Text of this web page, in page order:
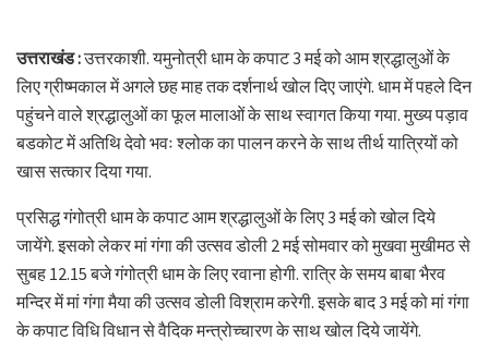
उत्तराखंड :उत्तरकाशी. यमुनोत्री धाम के कपाट 3 मई को आम श्रद्धालुओं के
लिए ग्रीष्मकाल में अगले छह माह तक दर्शनार्थ खोल दिए जाएंगे. धाम में पहले दिन
पहुंचने वाले श्रद्धालुओं का फूल मालाओं के साथ स्वागत किया गया. मुख्य पड़ाव
बडकोट में अतिथि देवो भवः श्लोक का पालन करने के साथ तीर्थ यात्रियों को
खास सत्कार दिया गया.
प्रसिद्ध गंगोत्री धाम के कपाट आम श्रद्धालुओं के लिए 3 मई को खोल दिये
जायेंगे. इसको लेकर मां गंगा की उत्सव डोली 2 मई सोमवार को मुखवा मुखीमठ से
सुबह 12.15 बजे गंगोत्री धाम के लिए रवाना होगी. रात्रि के समय बाबा भैरव
मन्दिर में मां गंगा मैया की उत्सव डोली विश्राम करेगी. इसके बाद 3 मई को मां गंगा
के कपाट विधि विधान से वैदिक मन्त्रोच्चारण के साथ खोल दिये जायेंगे.